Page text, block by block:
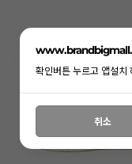
확인버튼 누르고 앱설치
취소